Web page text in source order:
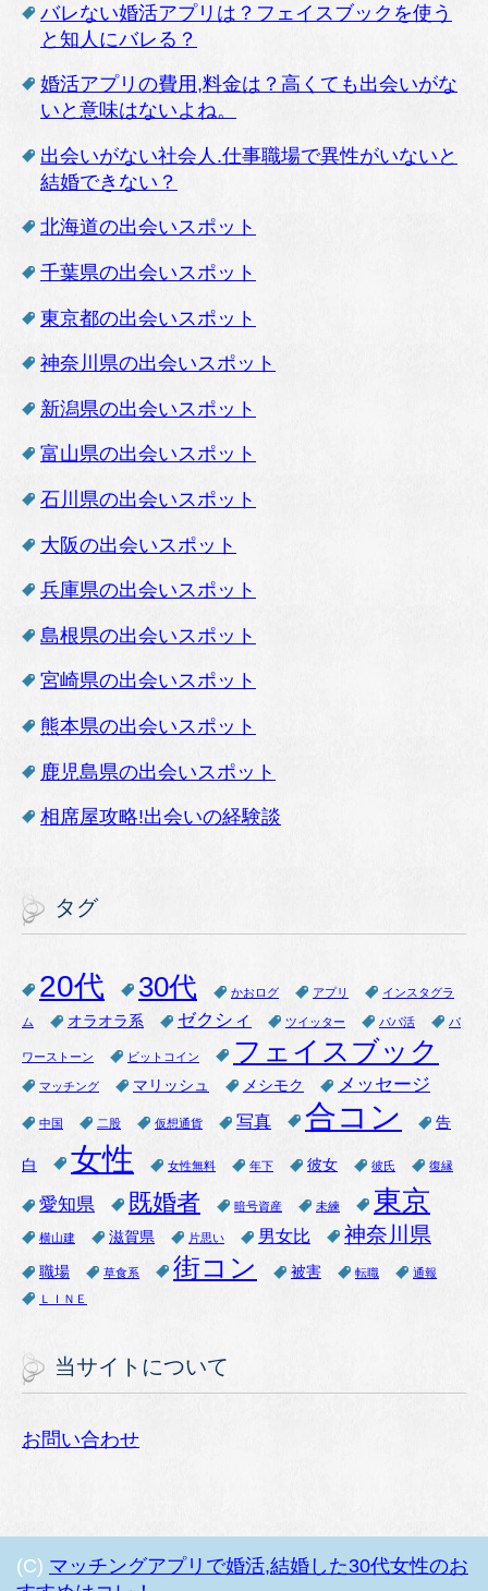
バレない婚活アプリは？フェイスブックを使う
と知人にバレる？
婚活アプリの費用,料金は？高くても出会いがな
いと意味はないよね。
出会いがない社会人.仕事職場で異性がいないと
結婚できない？
北海道の出会いスポット
千葉県の出会いスポット
東京都の出会いスポット
神奈川県の出会いスポット
新潟県の出会いスポット
富山県の出会いスポット
石川県の出会いスポット
大阪の出会いスポット
兵庫県の出会いスポット
島根県の出会いスポット
宮崎県の出会いスポット
熊本県の出会いスポット
鹿児島県の出会いスポット
相席屋攻略!出会いの経験談
タグ
20代 30代 かおログ アプリ インスタグラ
ム オラオラ系 ゼクシィ ツイッター パパ活 パ
ワーストーン ビットコイン フェイスブック
マッチング マリッシュ メシモク メッセージ
中国 二股 仮想通貨 写真 合コン 告
白 女性 女性無料 年下 彼女 彼氏 復縁
愛知県 既婚者 暗号資産 未練 東京
横山建 滋賀県 片思い 男女比 神奈川県
職場 草食系 街コン 被害 転職
通報
ＬＩＮＥ
当サイトについて
お問い合わせ
(C) マッチングアプリで婚活,結婚した30代女性のお